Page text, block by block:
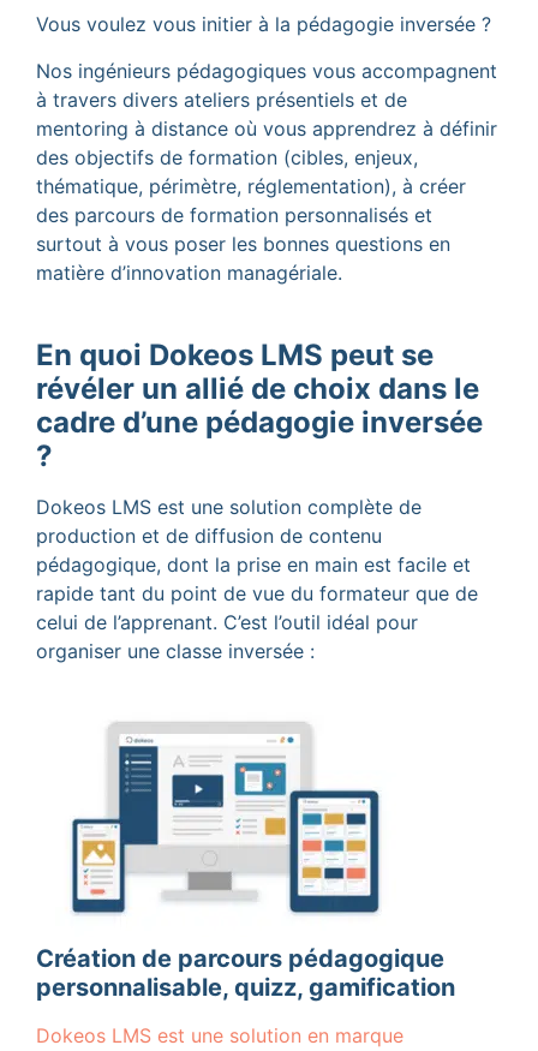
Vous voulez vous initier à la pédagogie inversée ?
Nos ingénieurs pédagogiques vous accompagnent
à travers divers ateliers présentiels et de
mentoring à distance où vous apprendrez à définir
des objectifs de formation (cibles, enjeux,
thématique, périmètre, réglementation), à créer
des parcours de formation personnalisés et
surtout à vous poser les bonnes questions en
matière d’innovation managériale.
En quoi Dokeos LMS peut se
révéler un allié de choix dans le
cadre d’une pédagogie inversée
?
Dokeos LMS est une solution complète de
production et de diffusion de contenu
pédagogique, dont la prise en main est facile et
rapide tant du point de vue du formateur que de
celui de l’apprenant. C’est l’outil idéal pour
organiser une classe inversée :
Création de parcours pédagogique
personnalisable, quizz, gamification
Dokeos LMS est une solution en marque